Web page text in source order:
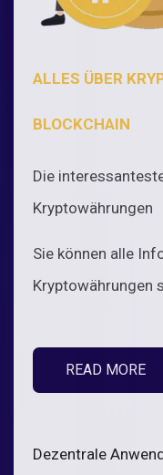
ALLES ÜBER
BLOCKCHAIN
Die
Kryptowährungen
Sie können alle
Kryptowährungen
READ MORE
Dezentrale